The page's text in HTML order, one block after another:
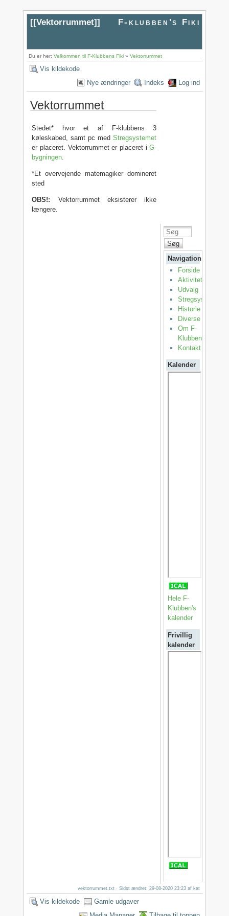
[[Vektorrummet]] F-klubben's Fiki
Du er her:Velkommen til F-Klubbens Fiki »Vektorrummet
Vis kildekode
Nye ændringer
Indeks Log ind
Vektorrummet
Stedet* hvor et af F-klubbens 3
køleskabed, samt pc medStregsystemet
er placeret. Vektorrummet er placeret iG-
bygningen
*Et overvejende matemagiker domineret
sted
OBS!: Vektorrummet eksisterer ikke
længere.
Søg
Navigation
Forside
Aktiviteter
Udvalg
Stregsystemet
Historie
Diverse
Om F-
Klubben
Kontakt
Kalender
Hele F-
Klubben's
kalender
Frivillig
kalender
vektorrummet.txt · Sidst ændret: 29-08-2020 23:23 af kat
Vis kildekode
Gamle udgaver